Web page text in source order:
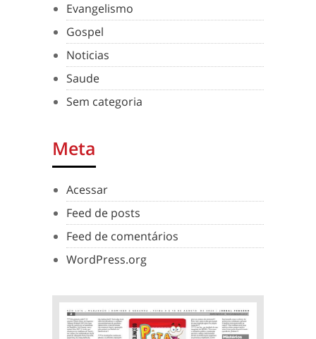
Evangelismo
Gospel
Noticias
Saude
Sem categoria
Meta
Acessar
Feed de posts
Feed de comentários
WordPress.org